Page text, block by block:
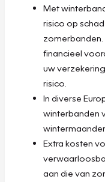
Met
risico op
financieel
uw
risico.
In diverse
winterbanden
Extra kosten
aan die van